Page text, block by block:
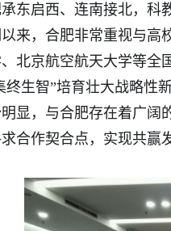
东启西、连南接北，科
来，合肥非常重视与高
北京航空航天大学等全
终生智”培育壮大战略性
显，与合肥存在着广阔
合作契合点，实现共赢